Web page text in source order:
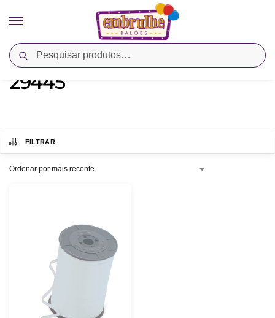
Pesquisar
Início Produtos marcados com a tag “29445”
29445
FILTRAR